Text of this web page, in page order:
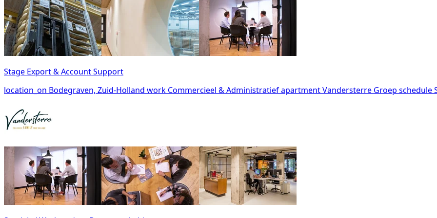
Stage Export & Account Support
location_on Bodegraven, Zuid-Holland work Commercieel & AdministratiefapartmentVandersterre Groep schedule